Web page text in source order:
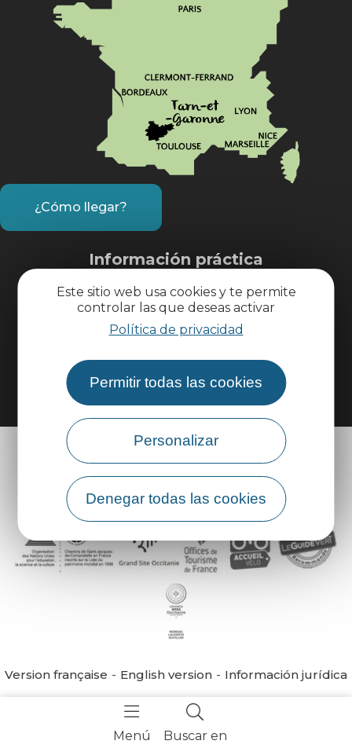
Este sitio web usa cookies y te permite
controlar las que deseas activar
Política de privacidad
Permitir todas las cookies
Personalizar
Denegar todas las cookies
Menú Buscar en
¿Cómo llegar?
Información práctica
Área profesional
Version française English version Información jurídica